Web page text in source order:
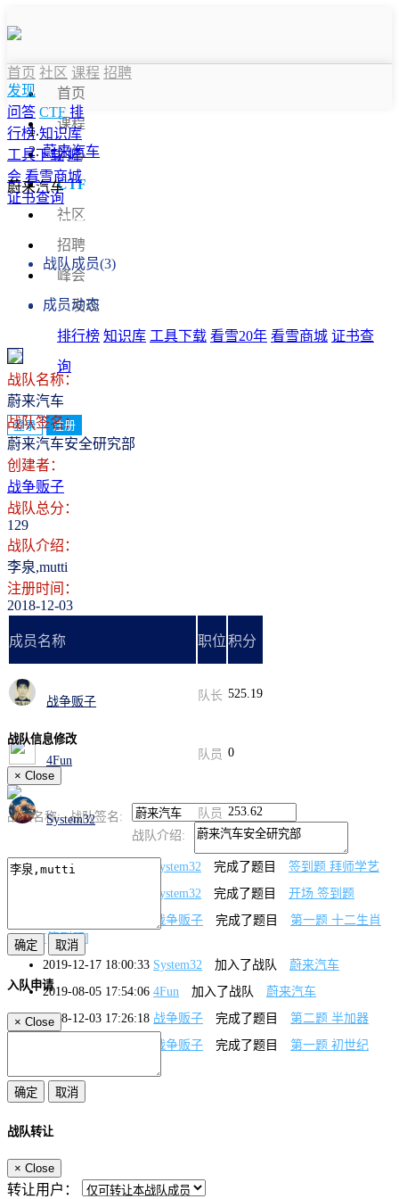
首页
课程
问答
CTF
社区
招聘
峰会
发现
排行榜 知识库 工具下载 看雪20年 看雪商城 证书查
询
登录 注册
首页 社区 课程 招聘
发现
问答 CTF 排
行榜 知识库
工具下载 峰
会 看雪商城
证书查询
蔚来汽车
蔚来汽车
战队信息
战队成员(3)
成员动态
战队名称：
蔚来汽车
战队签名：
蔚来汽车安全研究部
创建者：
战争贩子
战队总分：
129
战队介绍：
李泉,mutti
注册时间：
2018-12-03
成员名称 职位积分
战争贩子 队长 525.19
4Fun 队员 0
System32 队员 253.62
2021-05-11 13:16:00 System32 完成了题目
签到题 拜师学艺
System32 完成了题目
开场 签到题
战争贩子 完成了题目
第一题 十二生肖
[签到题]
2019-12-17 18:00:33 System32 加入了战队
蔚来汽车
2019-08-05 17:54:06 4Fun 加入了战队
蔚来汽车
2018-12-03 17:26:18 战争贩子 完成了题目
第二题 半加器
战争贩子 完成了题目 第一题 初世纪
战队信息修改
× Close
战队名称:
战队签名:
战队介绍:
入队申请
× Close
战队转让
× Close
转让用户：